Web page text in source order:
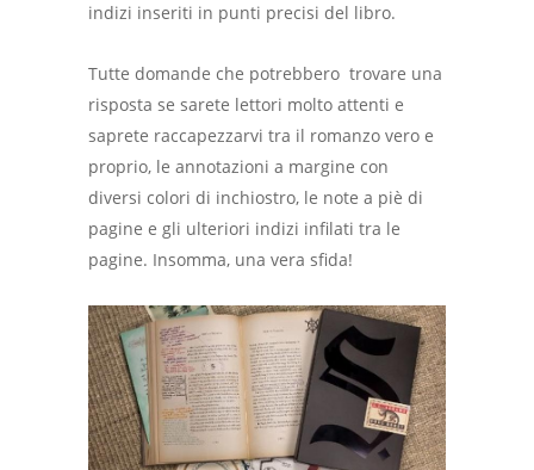
indizi inseriti in punti precisi del libro.
Tutte domande che potrebbero trovare una
risposta se sarete lettori molto attenti e
saprete raccapezzarvi tra il romanzo vero e
proprio, le annotazioni a margine con
diversi colori di inchiostro, le note a piè di
pagine e gli ulteriori indizi infilati tra le
pagine. Insomma, una vera sfida!